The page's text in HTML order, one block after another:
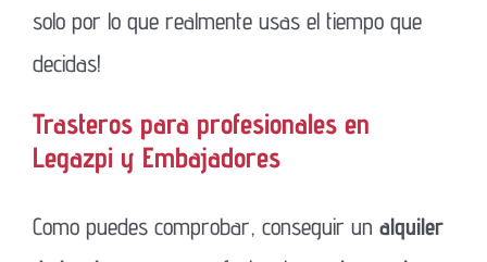
solo por lo que realmente usas el tiempo que
decidas!
Trasteros para profesionales en
Legazpi y Embajadores
Como puedes comprobar, conseguir un alquiler